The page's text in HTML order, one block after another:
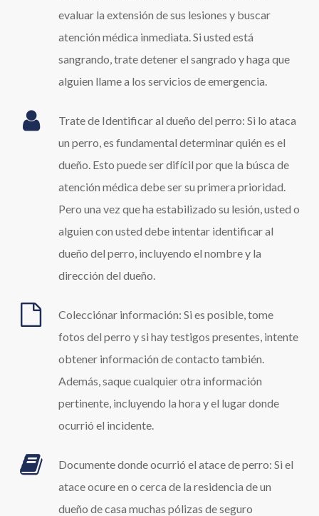
evaluar la extensión de sus lesiones y buscar
atención médica inmediata. Si usted está
sangrando, trate detener el sangrado y haga que
alguien llame a los servicios de emergencia.
Trate de Identificar al dueño del perro: Si lo ataca
un perro, es fundamental determinar quién es el
dueño. Esto puede ser difícil por que la búsca de
atención médica debe ser su primera prioridad.
Pero una vez que ha estabilizado su lesión, usted o
alguien con usted debe intentar identificar al
dueño del perro, incluyendo el nombre y la
dirección del dueño.
Colecciónar información: Si es posible, tome
fotos del perro y si hay testigos presentes, intente
obtener información de contacto también.
Además, saque cualquier otra información
pertinente, incluyendo la hora y el lugar donde
ocurrió el incidente.
Documente donde ocurrió el atace de perro: Si el
atace ocure en o cerca de la residencia de un
dueño de casa muchas pólizas de seguro